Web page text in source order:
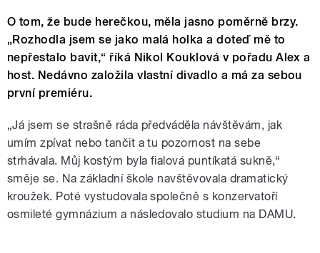
O tom, že bude herečkou, měla jasno poměrně brzy.
„Rozhodla jsem se jako malá holka a doteď mě to
nepřestalo bavit,“ říká Nikol Kouklová v pořadu Alex a
host. Nedávno založila vlastní divadlo a má za sebou
první premiéru.
„Já jsem se strašně ráda předváděla návštěvám, jak
umím zpívat nebo tančit a tu pozornost na sebe
strhávala. Můj kostým byla fialová puntíkatá sukně,“
směje se. Na základní škole navštěvovala dramatický
kroužek. Poté vystudovala společně s konzervatoří
osmileté gymnázium a následovalo studium na DAMU.